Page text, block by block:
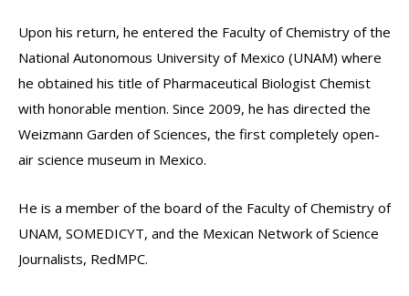
Upon his return, he entered the Faculty of Chemistry of the
National Autonomous University of Mexico (UNAM) where
he obtained his title of Pharmaceutical Biologist Chemist
with honorable mention. Since 2009, he has directed the
Weizmann Garden of Sciences, the first completely open-
air science museum in Mexico.
He is a member of the board of the Faculty of Chemistry of
UNAM, SOMEDICYT, and the Mexican Network of Science
Journalists, RedMPC.